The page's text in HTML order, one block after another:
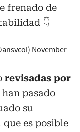
frenado de
👇
November
revisadas por
han pasado
su
es posible